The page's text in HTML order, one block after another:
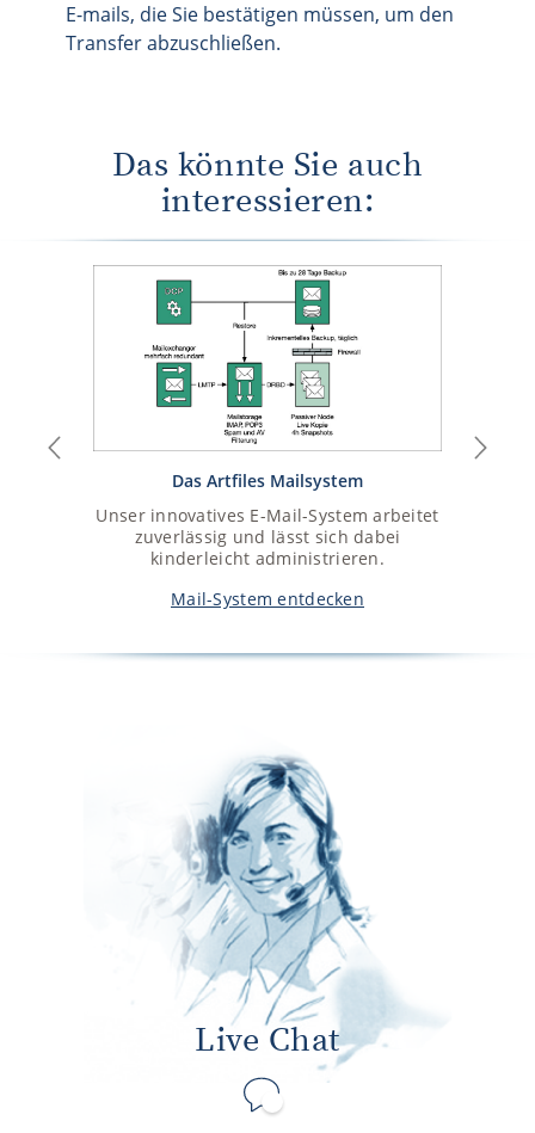
E-mails, die Sie bestätigen müssen, um den
Transfer abzuschließen.
Das könnte Sie auch
interessieren:
Das Artfiles Mailsystem
Unser innovatives E-Mail-System arbeitet
zuverlässig und lässt sich dabei
kinderleicht administrieren.
Mail-System entdecken
Previous Next
Live Chat